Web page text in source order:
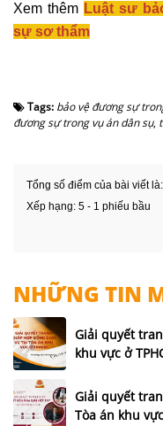
Xem thêm Luật sư
sự sơ thẩm
Tags: bảo vệ đương sự
đương sự trong vụ án dân sụ,
Tổng số điểm của bài viết
Xếp hạng: 5 - 1 phiếu bầu
NHỮNG TIN
Giải quyết
khu vực ở
Giải quyết
Tòa án khu